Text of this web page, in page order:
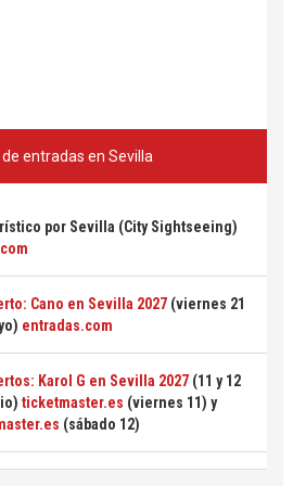
entradas en Sevilla
por Sevilla (City Sightseeing)
Cano en Sevilla 2027 (viernes 21
entradas.com
Karol G en Sevilla 2027 (11 y 12
ticketmaster.es (viernes 11) y
(sábado 12)